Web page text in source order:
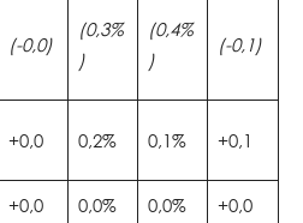
(-0,0)
(0,3%
)
(0,4%
)
(-0,1)
+0,0 0,2% 0,1% +0,1
+0,0 0,0% 0,0% +0,0